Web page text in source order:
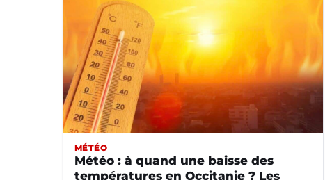
MÉTÉO
Météo : à quand une baisse des
températures en Occitanie ? Les